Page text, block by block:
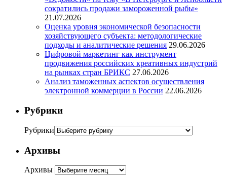
сократились продажи замороженной рыбы»
21.07.2026
Оценка уровня экономической безопасности
хозяйствующего субъекта: методологические
подходы и аналитические решения 29.06.2026
Цифровой маркетинг как инструмент
продвижения российских креативных индустрий
на рынках стран БРИКС 27.06.2026
Анализ таможенных аспектов осуществления
электронной коммерции в России 22.06.2026
Рубрики
Рубрики
Архивы
Архивы